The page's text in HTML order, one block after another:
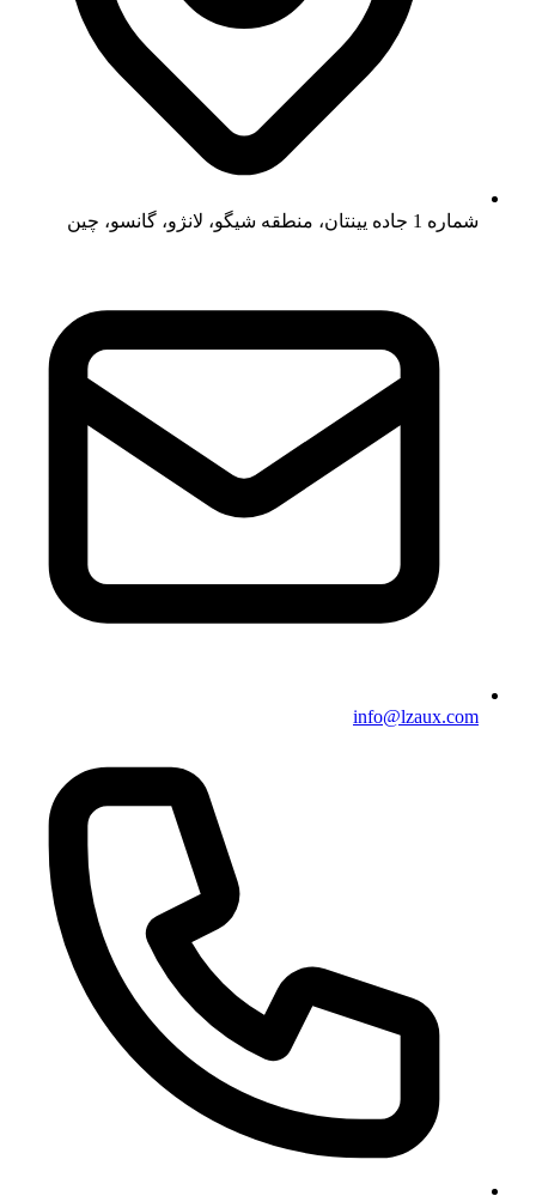
شماره 1 جاده یینتان، منطقه شیگو، لانژو، گانسو، چین
info@lzaux.com